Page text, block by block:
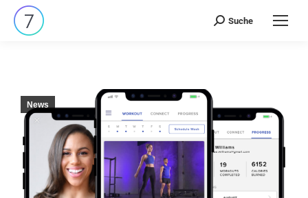
Search:
Suche
News